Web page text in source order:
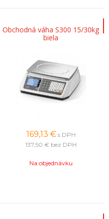
Obchodná váha S300 15/30kg
biela
169,13 € s DPH
137,50 € bez DPH
Na objednávku